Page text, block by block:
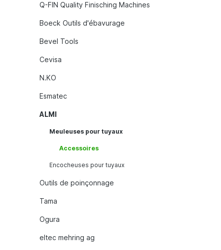
Q-FIN Quality Finisching Machines
Boeck Outils d'ébavurage
Bevel Tools
Cevisa
N.KO
Esmatec
ALMI
Meuleuses pour tuyaux
Accessoires
Encocheuses pour tuyaux
Outils de poinçonnage
Tama
Ogura
eltec mehring ag